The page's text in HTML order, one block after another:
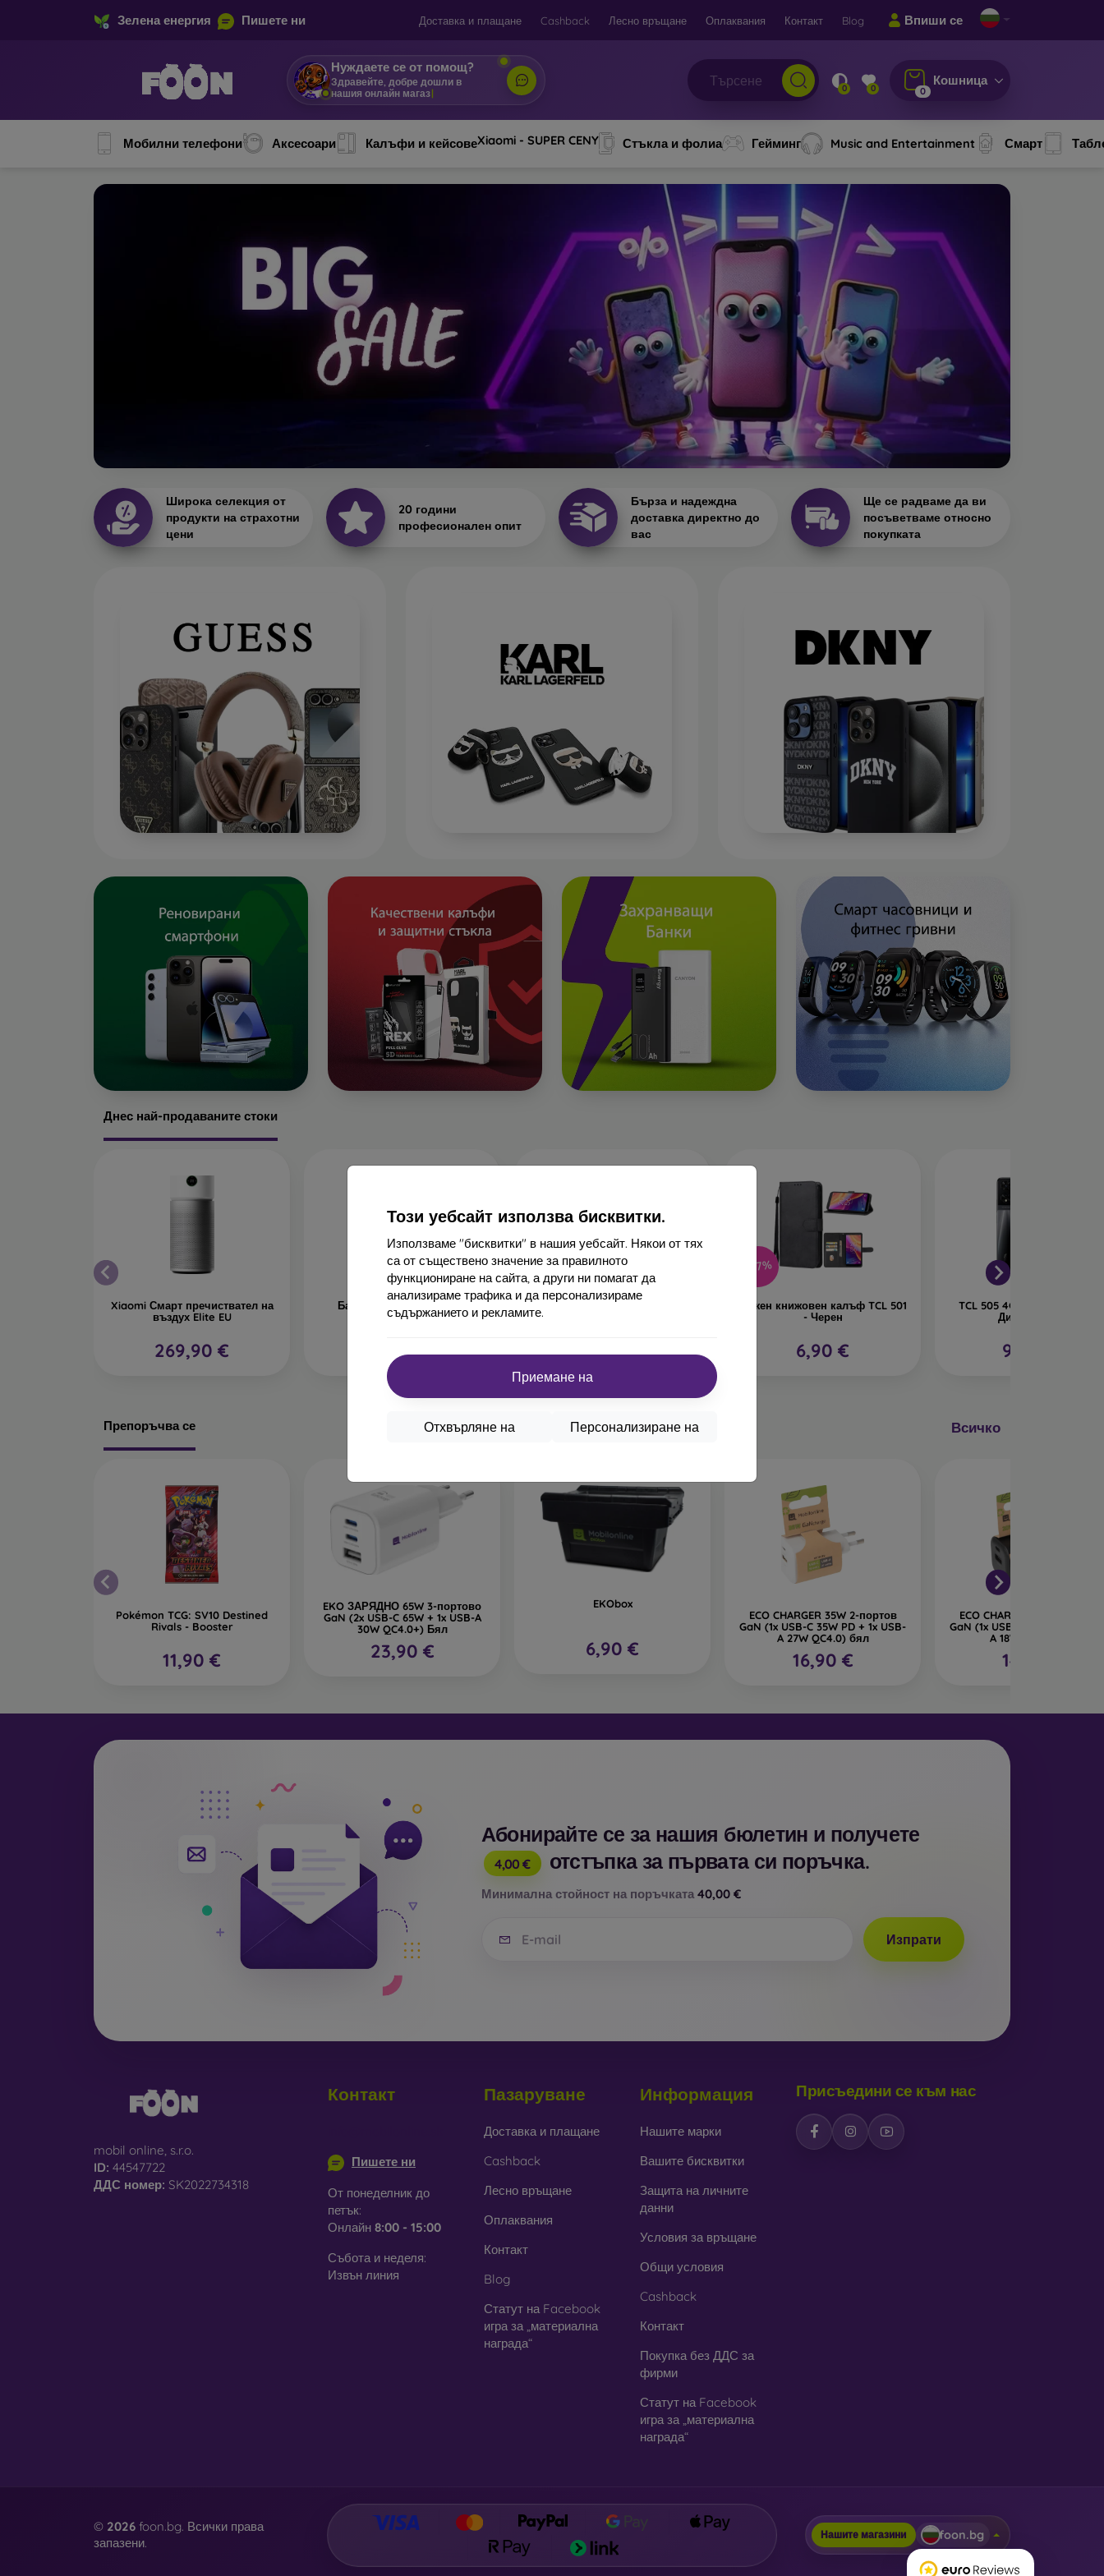
Този уебсайт използва бисквитки.
Използваме "бисквитки" в нашия уебсайт. Някои от тях
са от съществено значение за правилното
функциониране на сайта, а други ни помагат да
анализираме трафика и да персонализираме
съдържанието и рекламите.
Приемане на
Персонализиране на
Отхвърляне на
Зелена енергия Пишете ни Доставка и плащане Cashback Лесно връщане Оплаквания Контакт Blog Впиши се
Нуждаете се от помощ?
Аз съм| 0 0 0
Кошница
Мобилни телефони Аксесоари Калъфи и кейсовеXiaomi - SUPER CENY Стъкла и фолиа Гейминг Music and Entertainment Смарт
Широка селекция от
продукти на страхотни
цени
20 години
професионален опит
Бърза и надеждна
доставка директно до
вас
Ще се радваме да ви
посъветваме относно
покупката
Днес най-продаваните стоки
Xiaomi Смарт пречиствател на
въздух Elite EU
269,90 €
Батерия за Nokia BL 4UL
1200mAh
9,90 €
-40%
MagSafe калъф iPhone 12 Pro -
8,90 €
-37%
Кожен книжовен калъф TCL 501
- Черен
6,90 €
TCL 505 4GB/128GB Сив -
Дистрибуция
91,90 €
Препоръчва се Всичко
Pokémon TCG: SV10 Destined
Rivals - Booster
11,90 €
EKO ЗАРЯДНО 65W 3-портово
GaN (2x USB-C 65W + 1x USB-A
30W QC4.0+) Бял
23,90 €
EKObox
6,90 €
ECO CHARGER 35W 2-портов
GaN (1x USB-C 35W PD + 1x USB-
A 27W QC4.0) бял
16,90 €
ECO CHARGER 20W 2
GaN (1x USB-C 20W PD + 1x
A 18W QC) черен
14,90 €
Абонирайте се за нашия бюлетин и получете
4,00 € отстъпка за първата си поръчка.
Минимална стойност на поръчката 40,00 €
Изпрати
mobil online, s.r.o.
ID: 44547722
ДДС ​​номер: SK2022734318
Контакт
Пишете ни
От понеделник до
петък:
Онлайн 8:00 - 15:00
Събота и неделя:
Извън линия
Пазаруване
Доставка и плащане
Cashback
Лесно връщане
Оплаквания
Контакт
Blog
Статут на Facebook
игра за „материална
награда“
Информация
Нашите марки
Вашите бисквитки
Защита на личните
данни
Условия за връщане
Общи условия
Cashback
Контакт
Покупка без ДДС за
фирми
Статут на Facebook
игра за „материална
награда“
Присъедини се към нас
© 2026 foon.bg. Всички права
запазени.
Нашите магазини foon.bg